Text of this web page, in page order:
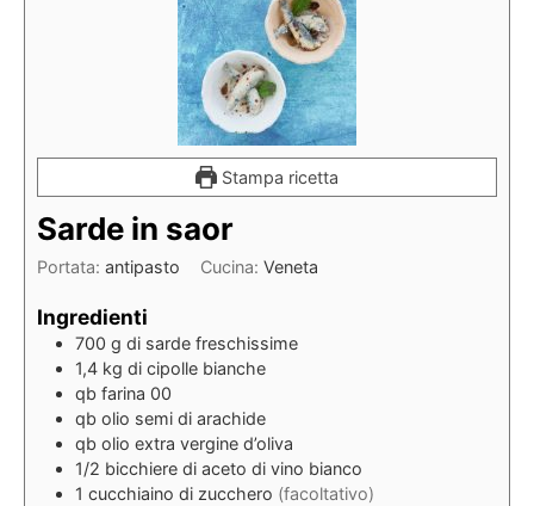
Stampa ricetta
Sarde in saor
Portata: antipasto Cucina:Veneta
Ingredienti
700 g di sarde freschissime
1,4 kg di cipolle bianche
qb farina 00
qb olio semi di arachide
qb olio extra vergine d’oliva
1/2 bicchiere di aceto di vino bianco
1 cucchiaino di zucchero (facoltativo)